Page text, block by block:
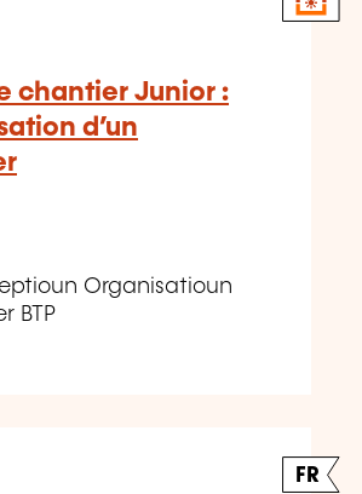
chantier Junior :
d’un
Organisatioun
BTP
FR